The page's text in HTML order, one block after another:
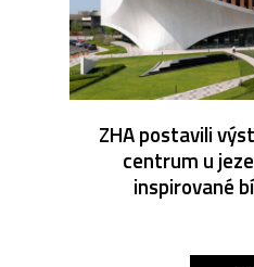
ZHA postavili
centrum u
inspirované